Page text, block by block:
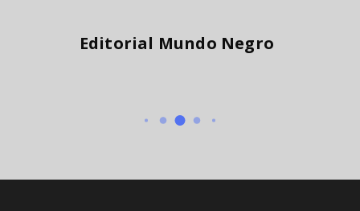
Editorial Mundo Negro